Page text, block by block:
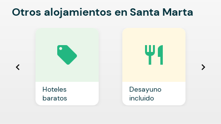
Otros alojamientos en Santa Marta
chevron_left
local_offer
Hoteles
baratos
restaurant
Desayuno
incluido
chevron_right